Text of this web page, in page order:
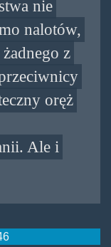
nie
nalotów,
z
oręż
Ale i